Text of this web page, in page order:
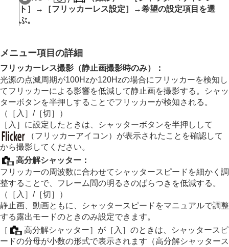
ホワイトバランス
より高解像の静止画を撮影する
画質や記録形式を設定する
タッチ機能を使う
シャッターの設定
サイレントモード設定（静止画/動画）
シャッター方式
電子シャッターを活用する
撮影開始表示（静止画）
撮影タイミング表示 （静止画）
レンズなしレリーズ
カードなしレリーズ
フリッカーレス設定
［フリッカーレス撮影］と［高分解シャッタ
ー］の違い
ズームする
フラッシュを使う
手ブレを補正する
レンズ補正（静止画/動画）
ト］
→ ［フリッカーレス設定］
→希望の設定項目を選
ぶ。
メニュー項目の詳細
フリッカーレス撮影 （静止画撮影時のみ）：
光源の点滅周期が100Hzか120Hzの場合にフリッカーを検知し
てフリッカーによる影響を低減して静止画を撮影する。シャッ
ターボタンを半押しすることでフリッカーが検知される。
（
［入］ /［切］
）
［入］ に設定したときは、シャッターボタンを半押しして
（フリッカーアイコン）が表示されたことを確認して
から撮影してください。
高分解シャッター ：
フリッカーの周波数に合わせてシャッタースピードを細かく調
整することで、フレーム間の明るさのばらつきを低減する。
（
［入］ /［切］
）
静止画、動画ともに、シャッタースピードをマニュアルで調整
する露出モードのときのみ設定できます。
［
高分解シャッター］ が ［入］のときは、シャッタースピ
ードの分母が小数の形式で表示されます（高分解シャッタース